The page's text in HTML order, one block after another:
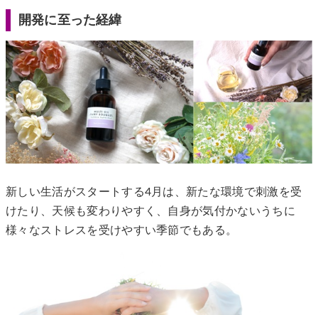
開発に至った経緯
新しい生活がスタートする4月は、新たな環境で刺激を受
けたり、天候も変わりやすく、自身が気付かないうちに
様々なストレスを受けやすい季節でもある。